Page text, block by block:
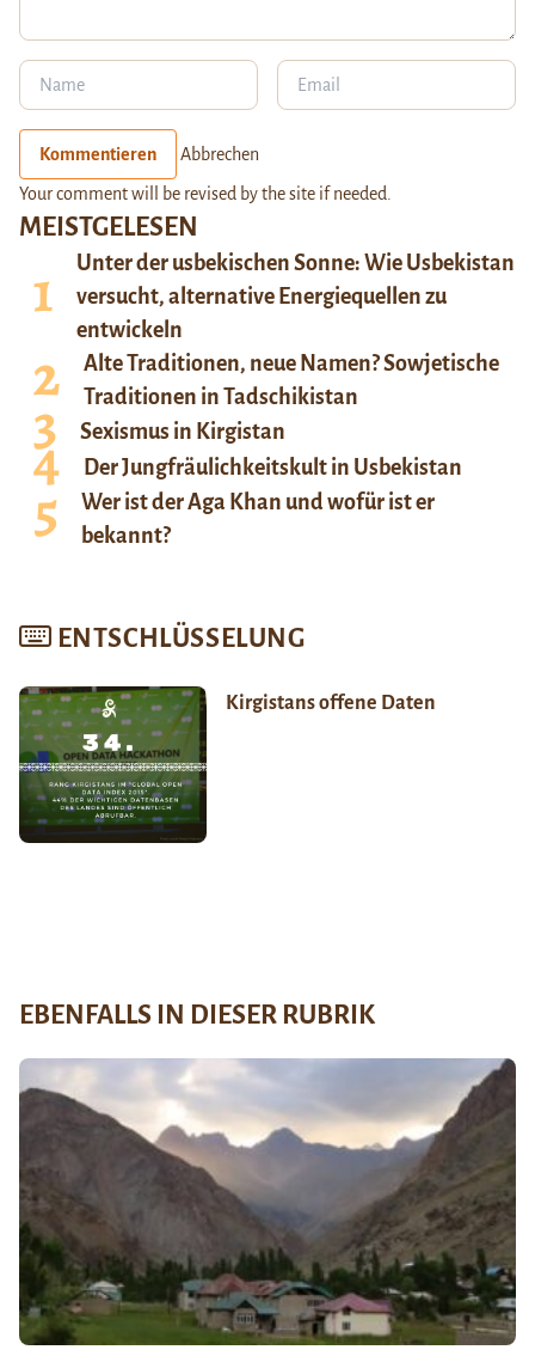
MEISTGELESEN
Unter der usbekischen Sonne: Wie Usbekistan
versucht, alternative Energiequellen zu
entwickeln
Alte Traditionen, neue Namen? Sowjetische
Traditionen in Tadschikistan
Sexismus in Kirgistan
Der Jungfräulichkeitskult in Usbekistan
Wer ist der Aga Khan und wofür ist er
bekannt?
ENTSCHLÜSSELUNG
Kirgistans offene Daten
Kommentieren Abbrechen
Your comment will be revised by the site if needed.
EBENFALLS IN DIESER RUBRIK